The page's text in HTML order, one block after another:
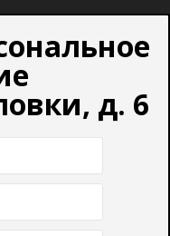
д. 6